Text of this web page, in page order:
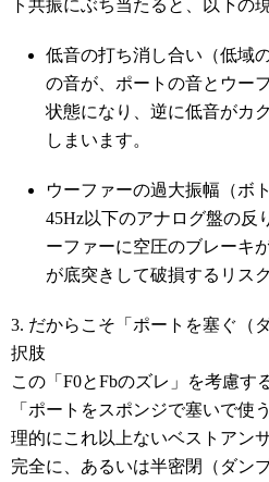
ト共振にぶち当たると、以下の
低音の打ち消し合い（低域
の音が、ポートの音とウー
状態になり、逆に低音がカ
しまいます。
ウーファーの過大振幅（ボ
45Hz以下のアナログ盤の反
ーファーに空圧のブレーキ
が底突きして破損するリス
3. だからこそ「ポートを塞ぐ（
択肢
この「F0とFbのズレ」を考慮す
「ポートをスポンジで塞いで使
理的にこれ以上ないベストアン
完全に、あるいは半密閉（ダン